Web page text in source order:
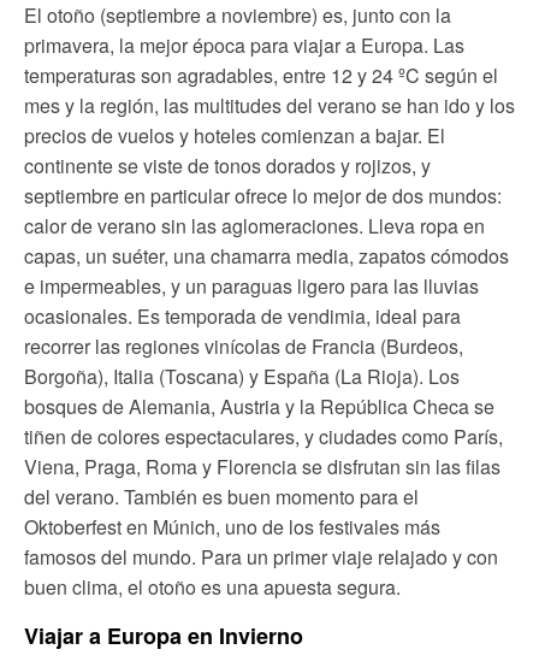
El otoño (septiembre a noviembre) es, junto con la
primavera, la mejor época para viajar a Europa. Las
temperaturas son agradables, entre 12 y 24 ºC según el
mes y la región, las multitudes del verano se han ido y los
precios de vuelos y hoteles comienzan a bajar. El
continente se viste de tonos dorados y rojizos, y
septiembre en particular ofrece lo mejor de dos mundos:
calor de verano sin las aglomeraciones. Lleva ropa en
capas, un suéter, una chamarra media, zapatos cómodos
e impermeables, y un paraguas ligero para las lluvias
ocasionales. Es temporada de vendimia, ideal para
recorrer las regiones vinícolas de Francia (Burdeos,
Borgoña), Italia (Toscana) y España (La Rioja). Los
bosques de Alemania, Austria y la República Checa se
tiñen de colores espectaculares, y ciudades como París,
Viena, Praga, Roma y Florencia se disfrutan sin las filas
del verano. También es buen momento para el
Oktoberfest en Múnich, uno de los festivales más
famosos del mundo. Para un primer viaje relajado y con
buen clima, el otoño es una apuesta segura.
Viajar a Europa en Invierno